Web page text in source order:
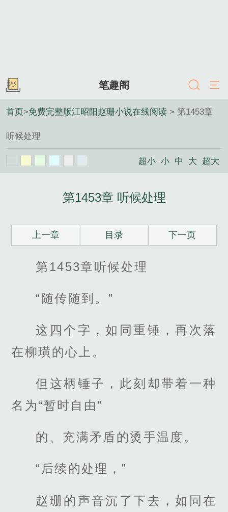
笔趣阁
首页>免费完整版江昭阳赵珊小说在线阅读 > 第1453章
听候处理
超小 小 中 大 超大
第1453章 听候处理
上一章 目录 下一页
第1453章听候处理
“随传随到。”
这四个字，如同重锤，再次落
在柳璜的心上。
但这柄锤子，此刻却带着一种
名为“暂时自由”
的、充满矛盾的烫手温度。
“后续的处理，”
赵珊的声音沉了下去，如同在